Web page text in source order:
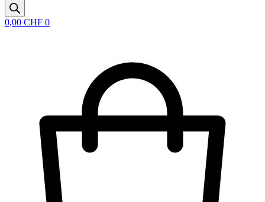
0,00 CHF 0